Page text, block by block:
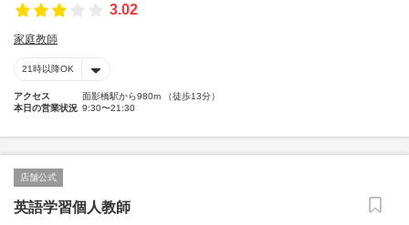
3.02
家庭教師
21時以降OK
アクセス
面影橋駅から980m （徒歩13分）
本日の営業状況 9:30〜21:30
店舗公式
英語学習個人教師